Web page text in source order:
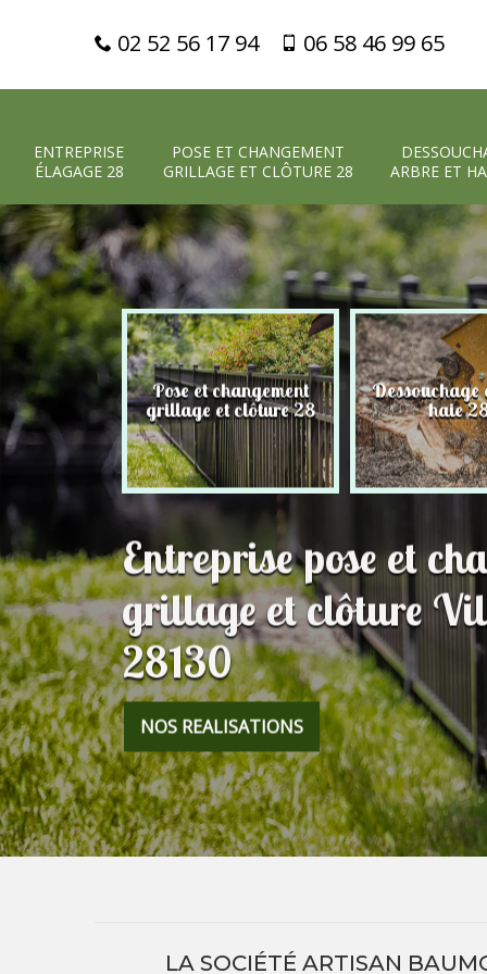
02 52 56 17 94 06 58 46 99 65
ENTREPRISE
ÉLAGAGE 28
POSE ET CHANGEMENT
GRILLAGE ET CLÔTURE 28
ARBRE ET
28 Pose et changement
grillage et clôture 28
Dessouchage
haie
Entreprise pose et
grillage et clôture
28130
NOS REALISATIONS
LA SOCIÉTÉ ARTISAN